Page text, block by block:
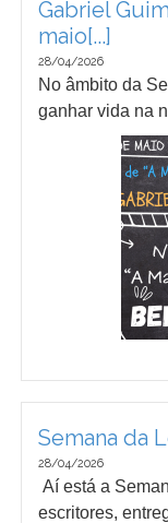
Gabriel
maio[...]
28/04/2026
No âmbito da
ganhar vida na
Semana da
28/04/2026
Aí está a
escritores,